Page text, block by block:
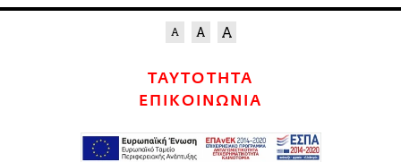
ΤΑΥΤΟΤΗΤΑ
ΕΠΙΚΟΙΝΩΝΙΑ